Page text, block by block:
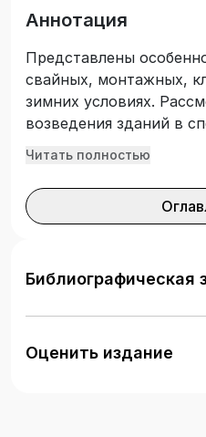
Аннотация
Представлены
свайных, монтажных,
зимних условиях.
возведения зданий в
способы
требования к
работ. Для студентов
индустрии.
Читать полностью
Библиографическая
Оценить издание